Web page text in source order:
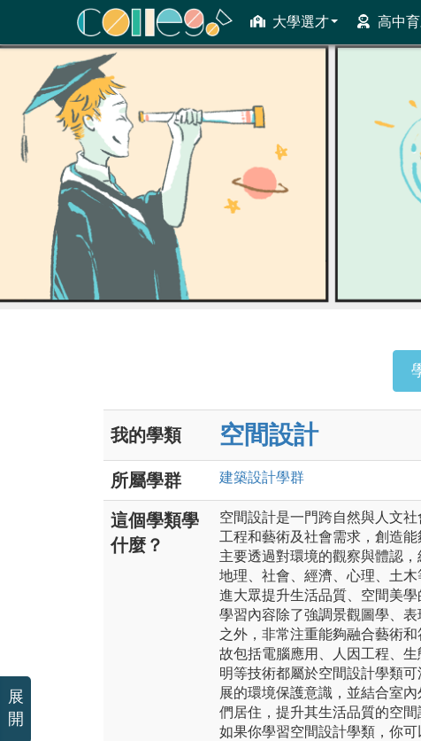
大學選才 高中
ColleGo! 大學選才與高中育才輔助系統
我的學類 空間設計
所屬學群 建築設計學群
這個學類學
什麼？
空間設計是一門跨自然與人文
工程和藝術及社會需求，創造
主要透過對環境的觀察與體認
地理、社會、經濟、心理、土
進大眾提升生活品質、空間美學
學習內容除了強調景觀圖學、
之外，非常注重能夠融合藝術
故包括電腦應用、人因工程、
明等技術都屬於空間設計學類
展的環境保護意識，並結合室
們居住，提升其生活品質的空間
如果你學習空間設計學類，你
展
開